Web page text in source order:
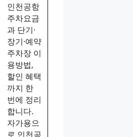
인천공항
주차요금
과 단기·
장기·예약
주차장 이
용방법,
할인 혜택
까지 한
번에 정리
합니다.
자가용으
로 인천공